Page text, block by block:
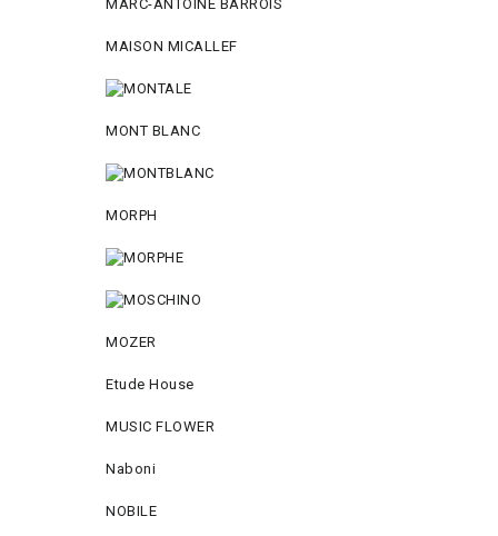
MARC-ANTOINE BARROIS
MAISON MICALLEF
MONT BLANC
MORPH
MOZER
Etude House
MUSIC FLOWER
Naboni
NOBILE